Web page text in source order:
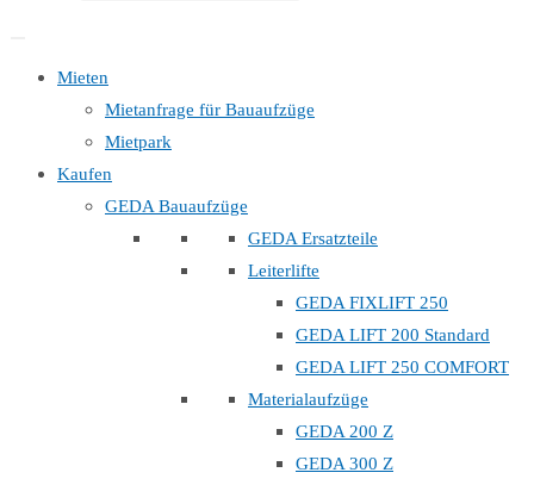
Mieten
Mietanfrage für Bauaufzüge
Mietpark
Kaufen
GEDA Bauaufzüge
GEDA Ersatzteile
Leiterlifte
GEDA FIXLIFT 250
GEDA LIFT 200 Standard
GEDA LIFT 250 COMFORT
Materialaufzüge
GEDA 200 Z
GEDA 300 Z